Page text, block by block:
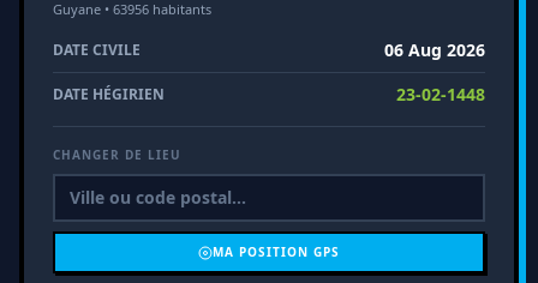
Guyane • 63956 habitants
DATE CIVILE 06 Aug 2026
DATE HÉGIRIEN 23-02-1448
CHANGER DE LIEU
MA POSITION GPS